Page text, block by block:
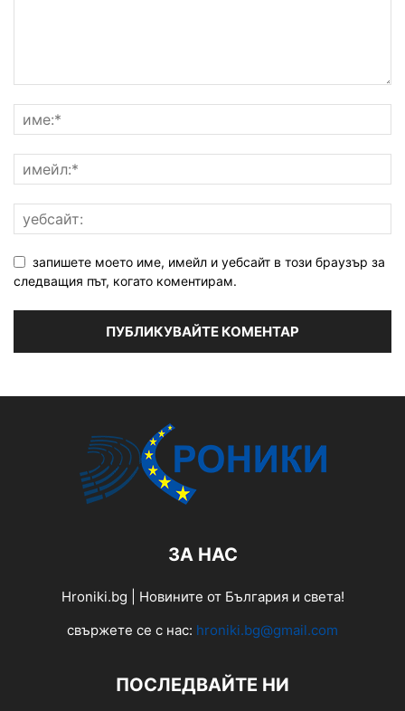
запишете моето име, имейл и уебсайт в този браузър за
следващия път, когато коментирам.
ЗА НАС
Hroniki.bg | Новините от България и света!
свържете се с нас: hroniki.bg@gmail.com
ПОСЛЕДВАЙТЕ НИ